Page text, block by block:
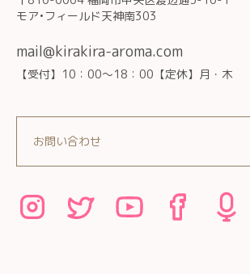
モア•フィールド天神南303
mail@kirakira-aroma.com
【受付】10：00～18：00【定休】月・木
お問い合わせ